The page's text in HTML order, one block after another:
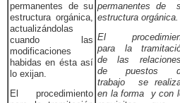
permanentes de su
estructura orgánica,
actualizándolas
cuando las
modificaciones
habidas en ésta así
lo exijan.
El procedimiento
permanentes de
estructura orgánica.
El
para la
de las
de puestos
trabajo se
en la forma y con